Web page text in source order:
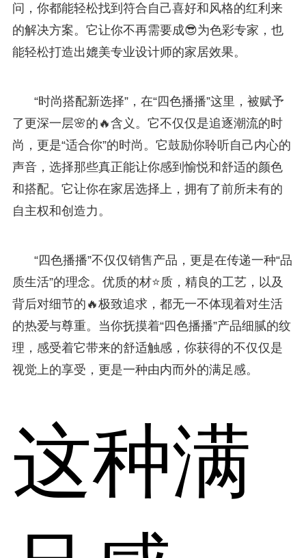
问，你都能轻松找到符合自己喜好和风格的红利来
的解决方案。它让你不再需要成😎为色彩专家，也
能轻松打造出媲美专业设计师的家居效果。
“时尚搭配新选择”，在“四色播播”这里，被赋予
了更深一层🌸的🔥含义。它不仅仅是追逐潮流的时
尚，更是“适合你”的时尚。它鼓励你聆听自己内心的
声音，选择那些真正能让你感到愉悦和舒适的颜色
和搭配。它让你在家居选择上，拥有了前所未有的
自主权和创造力。
“四色播播”不仅仅销售产品，更是在传递一种“品
质生活”的理念。优质的材⭐质，精良的工艺，以及
背后对细节的🔥极致追求，都无一不体现着对生活
的热爱与尊重。当你抚摸着“四色播播”产品细腻的纹
理，感受着它带来的舒适触感，你获得的不仅仅是
视觉上的享受，更是一种由内而外的满足感。
这种满